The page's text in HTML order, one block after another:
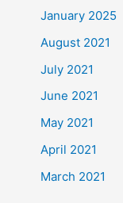
January 2025
August 2021
July 2021
June 2021
May 2021
April 2021
March 2021